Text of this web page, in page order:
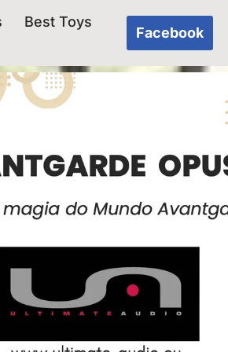
Best Toys
Facebook